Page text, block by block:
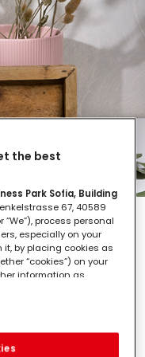
come
una
the best
Park Sofia, Building
67, 40589
“We”), process personal
especially on your
by placing cookies as
“cookies”) on your
information as
Protection Statement
Fingerprints and similar